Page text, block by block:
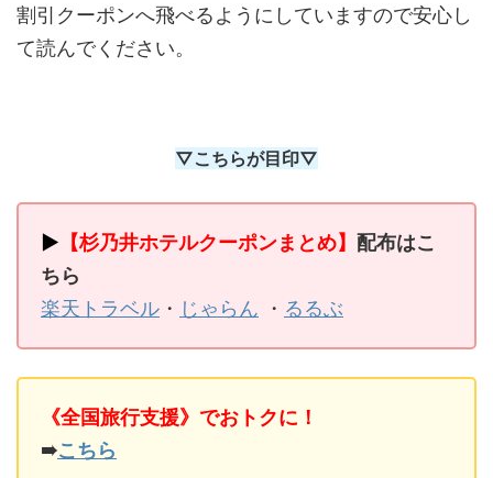
割引クーポンへ飛べるようにしていますので安心し
て読んでください。
▽こちらが目印▽
▶ 【杉乃井ホテルクーポンまとめ】 配布はこ
ちら
楽天トラベル ・ じゃらん ・ るるぶ
《全国旅行支援》でおトクに！
➠こちら